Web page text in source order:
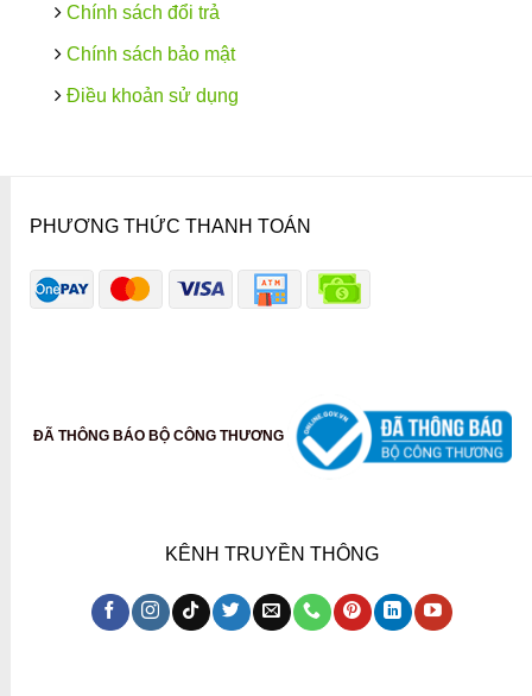
Chính sách đổi trả
Chính sách bảo mật
Điều khoản sử dụng
PHƯƠNG THỨC THANH TOÁN
ĐÃ THÔNG BÁO BỘ CÔNG THƯƠNG
KÊNH TRUYỀN THÔNG